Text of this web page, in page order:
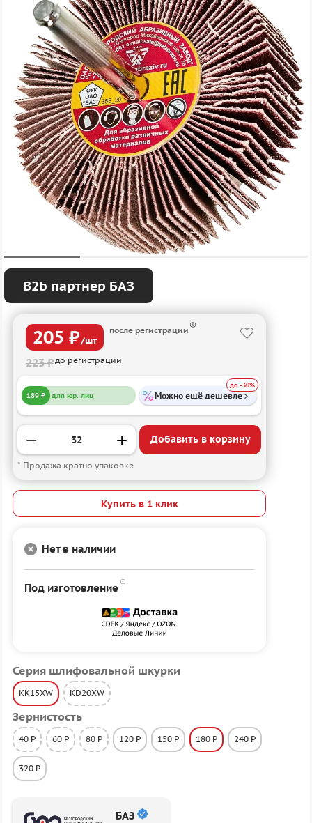
B2b партнер БАЗ
Серия шлифовальной шкурки
KK15XW KD20XW
Зернистость
40 P 60 P 80 P 120 P 150 P 180 P 240 P
320 P
БАЗ
205 ₽/шт
после регистрации
223 ₽до регистрации
189 ₽ для юр. лиц Можно ещё дешевле
до -30%
Добавить в корзину
* Продажа кратно упаковке
Купить в 1 клик
Нет в наличии
Под изготовление